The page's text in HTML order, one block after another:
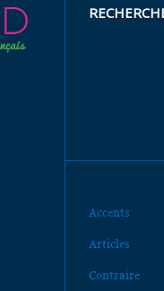
Accents
Articles
Contraire